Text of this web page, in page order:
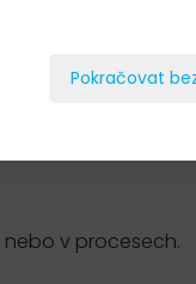
v procesech.
Pokračovat